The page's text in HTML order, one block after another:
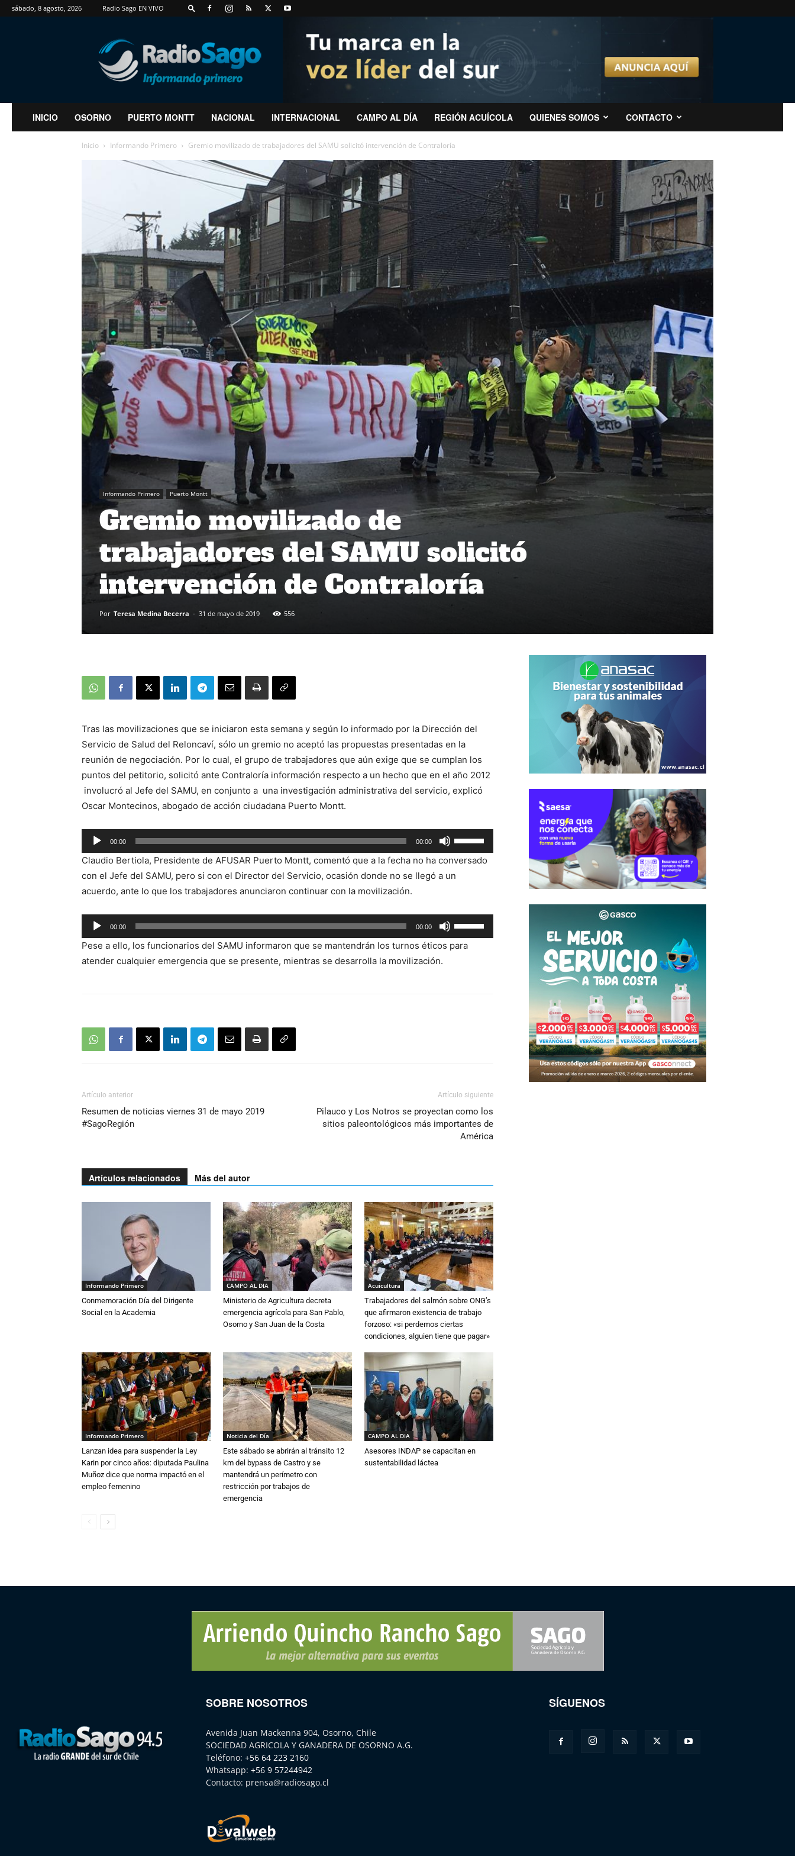
sábado, 8 agosto, 2026 Radio Sago EN VIVO
RadioSago
INICIO OSORNO PUERTO MONTT NACIONAL INTERNACIONAL CAMPO AL DÍA REGIÓN ACUÍCOLA QUIENES SOMOS CONTACTO
Inicio Informando Primero Gremio movilizado de trabajadores del SAMU solicitó intervención de Contraloría
Informando Primero Puerto Montt
Gremio movilizado de
trabajadores del SAMU solicitó
intervención de Contraloría
Por Teresa Medina Becerra - 31 de mayo de 2019 556
Tras las movilizaciones que se iniciaron esta semana y según lo informado por la Dirección del
Servicio de Salud del Reloncaví, sólo un gremio no aceptó las propuestas presentadas en la
reunión de negociación. Por lo cual, el grupo de trabajadores que aún exige que se cumplan los
puntos del petitorio, solicitó ante Contraloría información respecto a un hecho que en el año 2012
involucró al Jefe del SAMU, en conjunto a una investigación administrativa del servicio, explicó
Oscar Montecinos, abogado de acción ciudadana Puerto Montt.
Reproductor
de
audio
00:00 00:00
las
teclas
de
arriba/abajo
para
aumentar
Claudio Bertiola, Presidente de AFUSAR Puerto Montt, comentó que a la fecha no ha conversado
con el Jefe del SAMU, pero si con el Director del Servicio, ocasión donde no se llegó a un
acuerdo, ante lo que los trabajadores anunciaron continuar con la movilización.
Reproductor
de
audio
00:00 00:00
las
teclas
volumen.
Pese a ello, los funcionarios del SAMU informaron que se mantendrán los turnos éticos para
atender cualquier emergencia que se presente, mientras se desarrolla la movilización.
Artículo anterior
Resumen de noticias viernes 31 de mayo 2019
#SagoRegión
Artículo siguiente
Pilauco y Los Notros se proyectan como los
sitios paleontológicos más importantes de
América
Artículos relacionados Más del autor
Informando Primero
Conmemoración Día del Dirigente
Social en la Academia
CAMPO AL DIA
Ministerio de Agricultura decreta
emergencia agrícola para San Pablo,
Osorno y San Juan de la Costa
Acuicultura
Trabajadores del salmón sobre ONG’s
que afirmaron existencia de trabajo
forzoso: «si perdemos ciertas
condiciones, alguien tiene que pagar»
Informando Primero
Lanzan idea para suspender la Ley
Karin por cinco años: diputada Paulina
Muñoz dice que norma impactó en el
empleo femenino
Noticia del Día
Este sábado se abrirán al tránsito 12
km del bypass de Castro y se
mantendrá un perímetro con
restricción por trabajos de
emergencia
CAMPO AL DIA
Asesores INDAP se capacitan en
sustentabilidad láctea
SOBRE NOSOTROS
Avenida Juan Mackenna 904, Osorno, Chile
SOCIEDAD AGRICOLA Y GANADERA DE OSORNO A.G.
Teléfono: +56 64 223 2160
Whatsapp: +56 9 57244942
Contacto: prensa@radiosago.cl
SÍGUENOS